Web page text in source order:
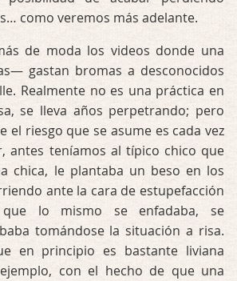
como veremos más adelante.
de moda los videos donde una
gastan bromas a desconocidos
Realmente no es una práctica en
se lleva años perpetrando; pero
el riesgo que se asume es cada vez
antes teníamos al típico chico que
chica, le plantaba un beso en los
ante la cara de estupefacción
lo mismo se enfadaba, se
tomándose la situación a risa.
en principio es bastante liviana
con el hecho de que una